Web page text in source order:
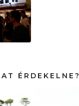
ÉRDEKELNE?